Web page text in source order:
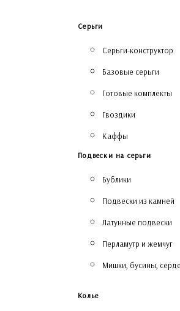
Серьги
Серьги-конструктор
Базовые серьги
Готовые комплекты
Гвоздики
Каффы
Подвески на серьги
Бублики
Подвески из камней
Латунные подвески
Перламутр и жемчуг
Мишки, бусины,
Колье